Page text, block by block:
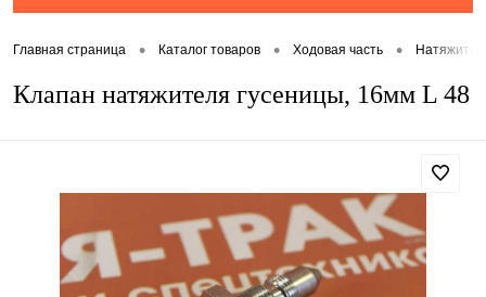
Главная страница • Каталог товаров • Ходовая часть •
Клапан натяжителя гусеницы, 16мм L 48